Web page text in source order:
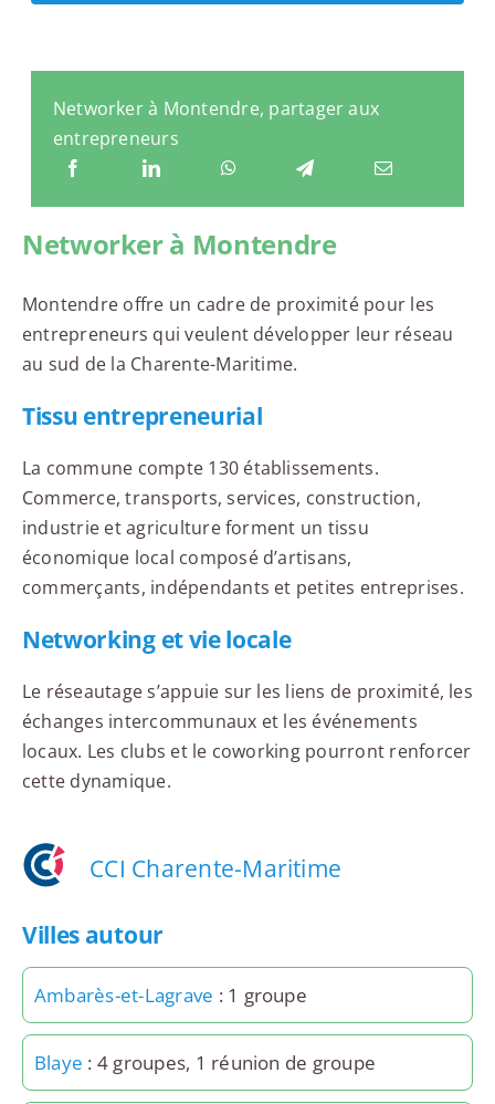
Networker à Montendre, partager aux
entrepreneurs
Networker à Montendre
Montendre offre un cadre de proximité pour les
entrepreneurs qui veulent développer leur réseau
au sud de la Charente-Maritime.
Tissu entrepreneurial
La commune compte 130 établissements.
Commerce, transports, services, construction,
industrie et agriculture forment un tissu
économique local composé d’artisans,
commerçants, indépendants et petites entreprises.
Networking et vie locale
Le réseautage s’appuie sur les liens de proximité, les
échanges intercommunaux et les événements
locaux. Les clubs et le coworking pourront renforcer
cette dynamique.
CCI Charente-Maritime
Villes autour
Ambarès-et-Lagrave : 1 groupe
Blaye : 4 groupes, 1 réunion de groupe